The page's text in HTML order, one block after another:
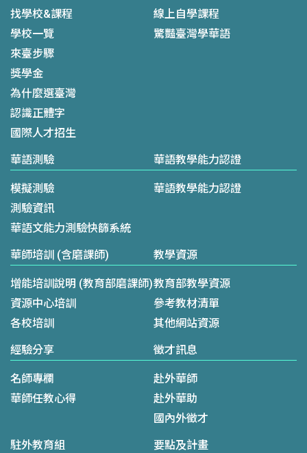
找學校&課程
學校一覽
來臺步驟
獎學金
為什麼選臺灣
認識正體字
國際人才招生
線上自學課程
驚豔臺灣學華語
華語測驗
模擬測驗
測驗資訊
華語文能力測驗快篩系統
華語教學能力認證
華語教學能力認證
華師培訓 (含磨課師)
增能培訓說明 (教育部磨課師)
資源中心培訓
各校培訓
教學資源
教育部教學資源
參考教材清單
其他網站資源
經驗分享
名師專欄
華師任教心得
徵才訊息
赴外華師
赴外華助
國內外徵才
駐外教育組 要點及計畫